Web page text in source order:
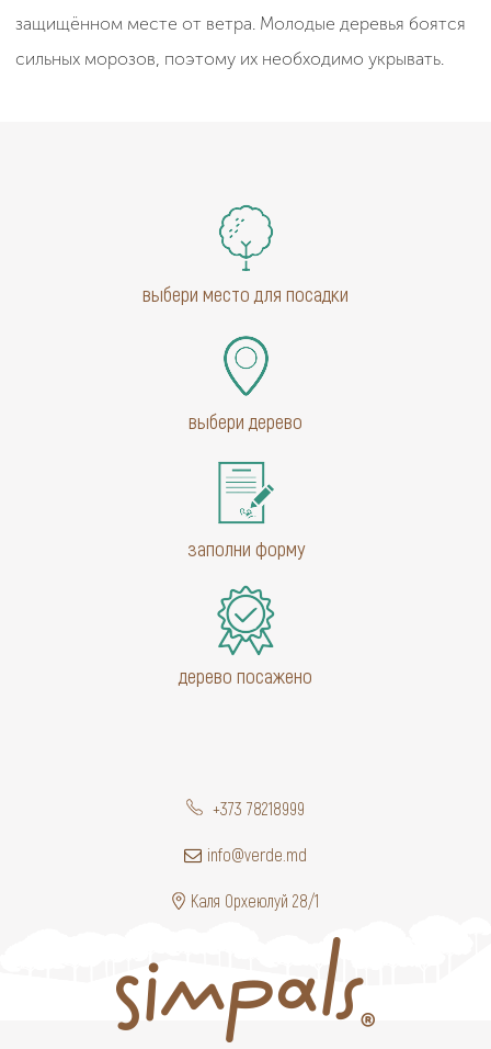
защищённом месте от ветра. Молодые деревья боятся
сильных морозов, поэтому их необходимо укрывать.
выбери место для посадки
выбери дерево
заполни форму
дерево посажено
+373 78218999
info@verde.md
Каля Орхеюлуй 28/1